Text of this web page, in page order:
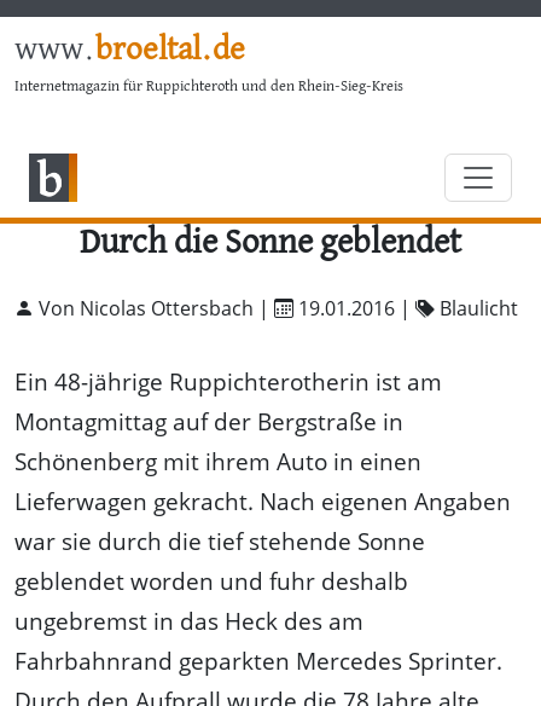
www.broeltal.de
Internetmagazin für Ruppichteroth und den Rhein-Sieg-Kreis
Durch die Sonne geblendet
Von Nicolas Ottersbach | 19.01.2016 | Blaulicht
Ein 48-jährige Ruppichterotherin ist am
Montagmittag auf der Bergstraße in
Schönenberg mit ihrem Auto in einen
Lieferwagen gekracht. Nach eigenen Angaben
war sie durch die tief stehende Sonne
geblendet worden und fuhr deshalb
ungebremst in das Heck des am
Fahrbahnrand geparkten Mercedes Sprinter.